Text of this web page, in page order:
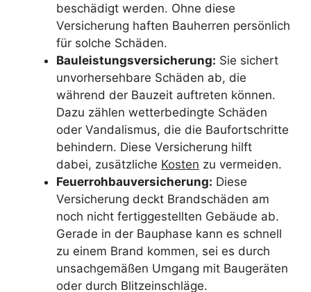
beschädigt werden. Ohne diese
Versicherung haften Bauherren persönlich
für solche Schäden.
Bauleistungsversicherung: Sie sichert
unvorhersehbare Schäden ab, die
während der Bauzeit auftreten können.
Dazu zählen wetterbedingte Schäden
oder Vandalismus, die die Baufortschritte
behindern. Diese Versicherung hilft
dabei, zusätzliche Kosten zu vermeiden.
Feuerrohbauversicherung: Diese
Versicherung deckt Brandschäden am
noch nicht fertiggestellten Gebäude ab.
Gerade in der Bauphase kann es schnell
zu einem Brand kommen, sei es durch
unsachgemäßen Umgang mit Baugeräten
oder durch Blitzeinschläge.